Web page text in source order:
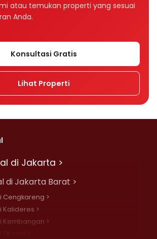
atau temukan properti yang sesuai
Anda.
Konsultasi Gratis
Lihat Properti
di Jakarta >
di Jakarta Barat >
Cengkareng >
Kalideres >
Kembangan >